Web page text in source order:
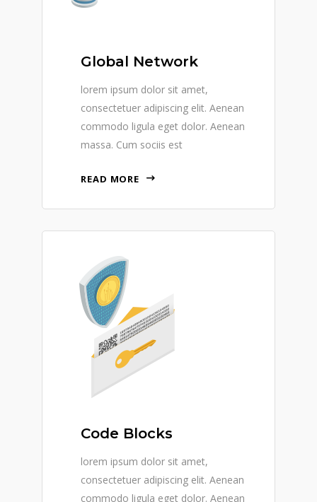
Global Network
lorem ipsum dolor sit amet,
consectetuer adipiscing elit. Aenean
commodo ligula eget dolor. Aenean
massa. Cum sociis est
READ MORE
Code Blocks
lorem ipsum dolor sit amet,
consectetuer adipiscing elit. Aenean
commodo ligula eget dolor. Aenean